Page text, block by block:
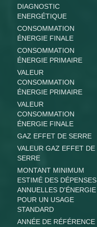
DIAGNOSTIC
ENERGÉTIQUE
CONSOMMATION
ÉNERGIE FINALE
CONSOMMATION
ÉNERGIE PRIMAIRE
VALEUR
CONSOMMATION
ÉNERGIE PRIMAIRE
VALEUR
CONSOMMATION
ÉNERGIE FINALE
GAZ EFFET DE SERRE
VALEUR GAZ EFFET DE
SERRE
MONTANT MINIMUM
ESTIMÉ DES DÉPENSES
ANNUELLES D'ÉNERGIE
POUR UN USAGE
STANDARD
ANNÉE DE RÉFÉRENCE